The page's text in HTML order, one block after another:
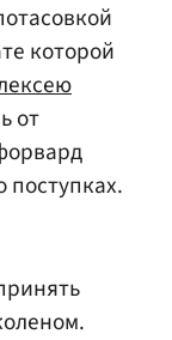
которой
от
поступках.